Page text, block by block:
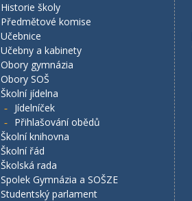
Historie školy
Předmětové komise
Učebnice
Učebny a kabinety
Obory gymnázia
Obory SOŠ
Školní jídelna
Jídelníček
Přihlašování obědů
Školní knihovna
Školní řád
Školská rada
Spolek Gymnázia a SOŠZE
Studentský parlament